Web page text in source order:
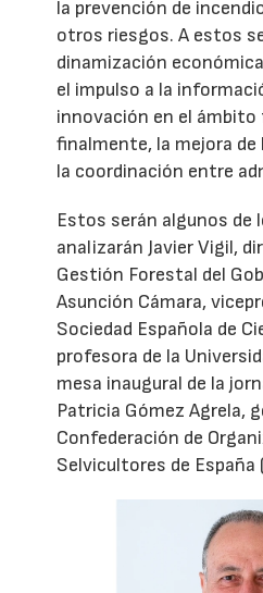
la prevención de
otros riesgos. A estos
dinamización
el impulso a la
innovación en el ámbito
finalmente, la mejora de
la coordinación entre
Estos serán algunos de
analizarán Javier Vigil,
Gestión Forestal del
Asunción Cámara,
Sociedad Española de
profesora de la
mesa inaugural de la
Patricia Gómez Agrela,
Confederación de
Selvicultores de España